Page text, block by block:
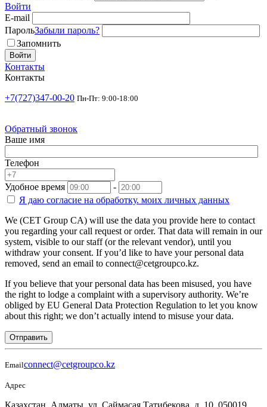
Войти
E-mail
ПарольЗабыли пароль?
Запомнить
Войти
Контакты
Контакты
+7(727)347-00-20 Пн-Пт: 9:00-18:00
Обратный звонок
Ваше имя
Телефон
Удобное время
-
Я даю согласие на обработку. моих личных данных
We (CET Group CA) will use the data you provide here to contact
you regarding your call request or order. That data will remain in our
system, visible to our staff (or the relevant vendor), until you
withdraw your consent. If you’d like to have your personal data
removed, send an email to connect@cetgroupco.kz.
If you believe that your personal data has been misused, you have
the right to lodge a complaint with a supervisory authority. We’re
obliged by EU General Data Protection Regulation to let you know
about this right; we don’t actually intend to misuse your data.
Отправить
Emailconnect@cetgroupco.kz
Адрес
Казахстан, Алматы, ул. Саймасая Татибекова, д. 10, 050019